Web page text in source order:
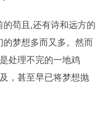
苟且,还有诗和远方的
的梦想多而又多。然而
处理不完的一地鸡
，甚至早已将梦想抛